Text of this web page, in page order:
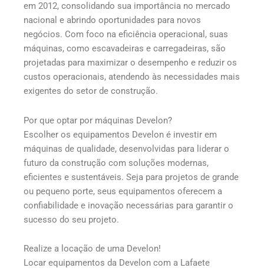
em 2012, consolidando sua importância no mercado
nacional e abrindo oportunidades para novos
negócios. Com foco na eficiência operacional, suas
máquinas, como escavadeiras e carregadeiras, são
projetadas para maximizar o desempenho e reduzir os
custos operacionais, atendendo às necessidades mais
exigentes do setor de construção.
Por que optar por máquinas Develon?
Escolher os equipamentos Develon é investir em
máquinas de qualidade, desenvolvidas para liderar o
futuro da construção com soluções modernas,
eficientes e sustentáveis. Seja para projetos de grande
ou pequeno porte, seus equipamentos oferecem a
confiabilidade e inovação necessárias para garantir o
sucesso do seu projeto.
Realize a locação de uma Develon!
Locar equipamentos da Develon com a Lafaete